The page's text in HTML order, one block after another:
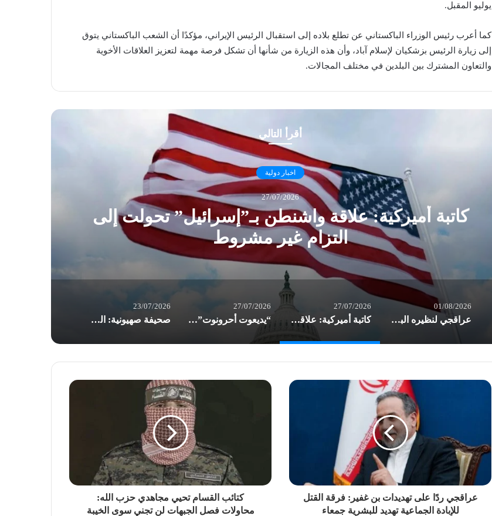
يوليو المقبل.
كما أعرب رئيس الوزراء الباكستاني عن تطلع بلاده إلى استقبال الرئيس الإيراني، مؤكدًا أن الشعب الباكستاني يتوق
إلى زيارة الرئيس بزشكيان لإسلام آباد، وأن هذه الزيارة من شأنها أن تشكل فرصة مهمة لتعزيز العلاقات الأخوية
والتعاون المشترك بين البلدين في مختلف المجالات.
أقرأ التالي
اخبار دولية
27/07/2026
كاتبة أميركية: علاقة واشنطن بـ”إسرائيل” تحولت إلى
التزام غير مشروط
01/08/2026
عراقجي لنظيره البريطاني: نهج لندن تجاه طهران غير لائق
27/07/2026
كاتبة أميركية: علاقة واشنطن بـ”إسرائيل” تحولت إلى التزام غير مشروط
27/07/2026
“يديعوت أحرونوت”:تراجع مخزون “باتريوت” يهدد قدرة واشنطن على خوض الحرب مع إيران
23/07/2026
صحيفة صهيونية: الجيش “الإسرائيلي” في تأهب ذروة للحرب.. إيران قد تبادر
عراقجي ردًا على تهديدات بن غفير: فرقة القتل
للإبادة الجماعية تهديد للبشرية جمعاء
كتائب القسام تحيي مجاهدي حزب الله:
محاولات فصل الجبهات لن تجني سوى الخيبة